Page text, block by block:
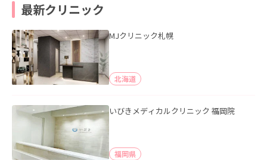
最新クリニック
MJクリニック札幌
北海道
いびきメディカルクリニック 福岡院
福岡県